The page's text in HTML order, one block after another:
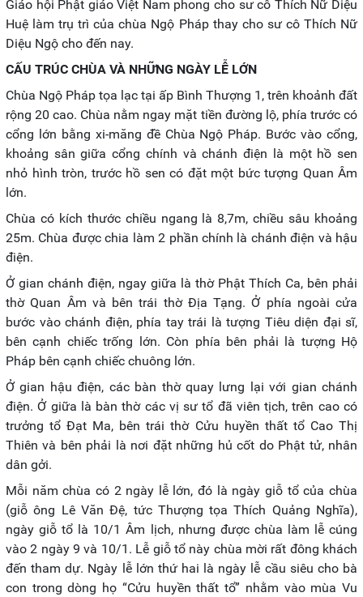
Giáo hội Phật giáo Việt Nam phong cho sư cô Thích Nữ Diệu
Huệ làm trụ trì của chùa Ngộ Pháp thay cho sư cô Thích Nữ
Diệu Ngộ cho đến nay.
CẤU TRÚC CHÙA VÀ NHỮNG NGÀY LỄ LỚN
Chùa Ngộ Pháp tọa lạc tại ấp Bình Thượng 1, trên khoảnh đất
rộng 20 cao. Chùa nằm ngay mặt tiền đường lộ, phía trước có
cổng lớn bằng xi-măng đề Chùa Ngộ Pháp. Bước vào cổng,
khoảng sân giữa cổng chính và chánh điện là một hồ sen
nhỏ hình tròn, trước hồ sen có đặt một bức tượng Quan Âm
lớn.
Chùa có kích thước chiều ngang là 8,7m, chiều sâu khoảng
25m. Chùa được chia làm 2 phần chính là chánh điện và hậu
điện.
Ở gian chánh điện, ngay giữa là thờ Phật Thích Ca, bên phải
thờ Quan Âm và bên trái thờ Địa Tạng. Ở phía ngoài cửa
bước vào chánh điện, phía tay trái là tượng Tiêu diện đại sĩ,
bên cạnh chiếc trống lớn. Còn phía bên phải là tượng Hộ
Pháp bên cạnh chiếc chuông lớn.
Ở gian hậu điện, các bàn thờ quay lưng lại với gian chánh
điện. Ở giữa là bàn thờ các vị sư tổ đã viên tịch, trên cao có
trưởng tổ Đạt Ma, bên trái thờ Cửu huyền thất tổ Cao Thị
Thiên và bên phải là nơi đặt những hủ cốt do Phật tử, nhân
dân gởi.
Mỗi năm chùa có 2 ngày lễ lớn, đó là ngày giỗ tổ của chùa
(giỗ ông Lê Văn Đệ, tức Thượng tọa Thích Quảng Nghĩa),
ngày giỗ tổ là 10/1 Âm lịch, nhưng được chùa làm lễ cúng
vào 2 ngày 9 và 10/1. Lễ giỗ tổ này chùa mời rất đông khách
đến tham dự. Ngày lễ lớn thứ hai là ngày lễ cầu siêu cho bà
con trong dòng họ “Cửu huyền thất tổ” nhằm vào mùa Vu